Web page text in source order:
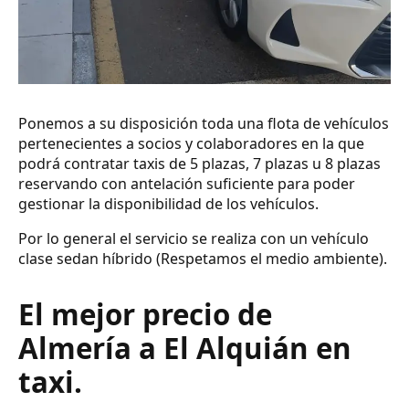
Ponemos a su disposición toda una flota de vehículos
pertenecientes a socios y colaboradores en la que
podrá contratar taxis de 5 plazas, 7 plazas u 8 plazas
reservando con antelación suficiente para poder
gestionar la disponibilidad de los vehículos.
Por lo general el servicio se realiza con un vehículo
clase sedan híbrido (Respetamos el medio ambiente).
El mejor precio de
Almería a El Alquián en
taxi.